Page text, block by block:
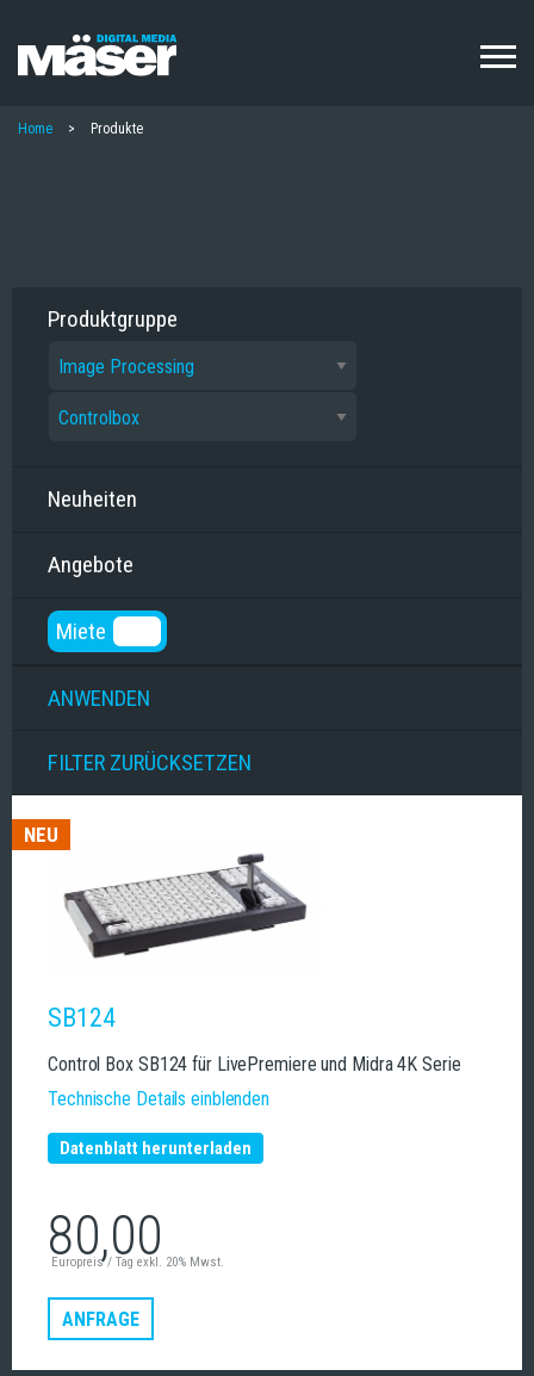
zum
PFADNAVIGATION
Home Produkte
Produktgruppe
Neuheiten
Angebote
Miete
SB124
Control Box SB124 für LivePremiere und Midra 4K Serie
Technische Details einblenden
Datenblatt herunterladen
80,00
Europreis / Tag exkl. 20% Mwst.
ANFRAGE
NEU